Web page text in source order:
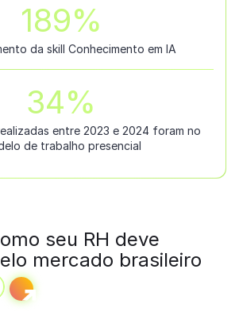
245%
da skill Conhecimento em IA
50%
entre 2023 e 2024 foram no
de trabalho presencial
seu RH deve
mercado brasileiro